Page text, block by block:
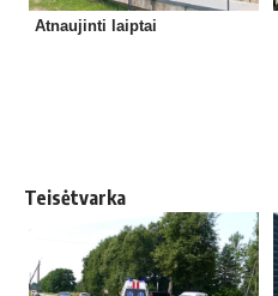
Atnaujinti laiptai
Teisėtvarka